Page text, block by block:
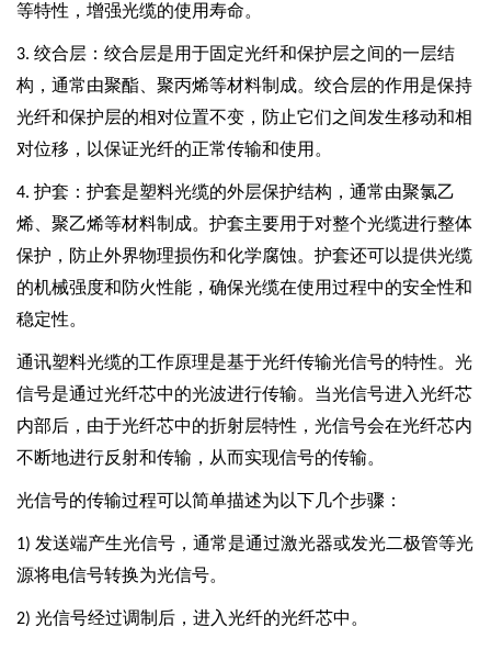
等特性，增强光缆的使用寿命。
3. 绞合层：绞合层是用于固定光纤和保护层之间的一层结
构，通常由聚酯、聚丙烯等材料制成。绞合层的作用是保持
光纤和保护层的相对位置不变，防止它们之间发生移动和相
对位移，以保证光纤的正常传输和使用。
4. 护套：护套是塑料光缆的外层保护结构，通常由聚氯乙
烯、聚乙烯等材料制成。护套主要用于对整个光缆进行整体
保护，防止外界物理损伤和化学腐蚀。护套还可以提供光缆
的机械强度和防火性能，确保光缆在使用过程中的安全性和
稳定性。
通讯塑料光缆的工作原理是基于光纤传输光信号的特性。光
信号是通过光纤芯中的光波进行传输。当光信号进入光纤芯
内部后，由于光纤芯中的折射层特性，光信号会在光纤芯内
不断地进行反射和传输，从而实现信号的传输。
光信号的传输过程可以简单描述为以下几个步骤：
1) 发送端产生光信号，通常是通过激光器或发光二极管等光
源将电信号转换为光信号。
2) 光信号经过调制后，进入光纤的光纤芯中。